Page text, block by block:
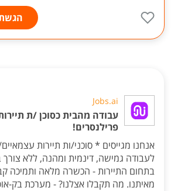
Jobs.ai
עבודה מהבית כסוכן /ת
פרילנסרים!
אנחנו מגייסים * סוכני/ות תיירות
לעבודה גמישה, דינמית ומהנה, ללא צורך
בתחום התיירות - הכשרה מלאה ותמיכה
מאיתנו. מה תקבלו אצלנו? - מערכת בק-